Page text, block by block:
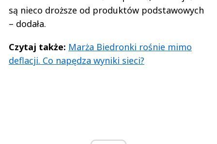
są nieco droższe od produktów podstawowych
– dodała.
Czytaj także: Marża Biedronki rośnie mimo
deflacji. Co napędza wyniki sieci?